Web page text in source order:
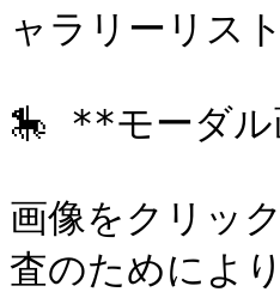
ャラリーリス
🎠 **モーダル
画像をクリッ
査のためによ